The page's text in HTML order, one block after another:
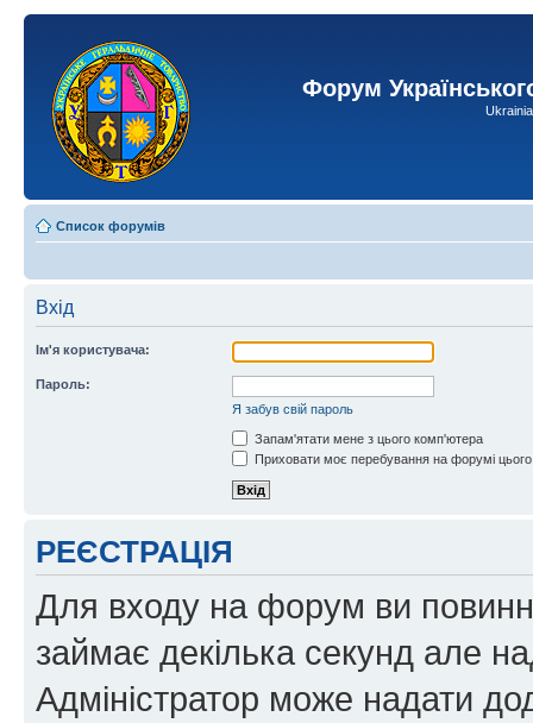
Форум
Список форумів
Вхід
Ім'я користувача:
Пароль:
Я забув свій пароль
Запам'ятати мене з цього комп'ютера
Приховати моє перебування на форумі
РЕЄСТРАЦІЯ
Для входу на форум ви
займає декілька секунд але
Адміністратор може надати